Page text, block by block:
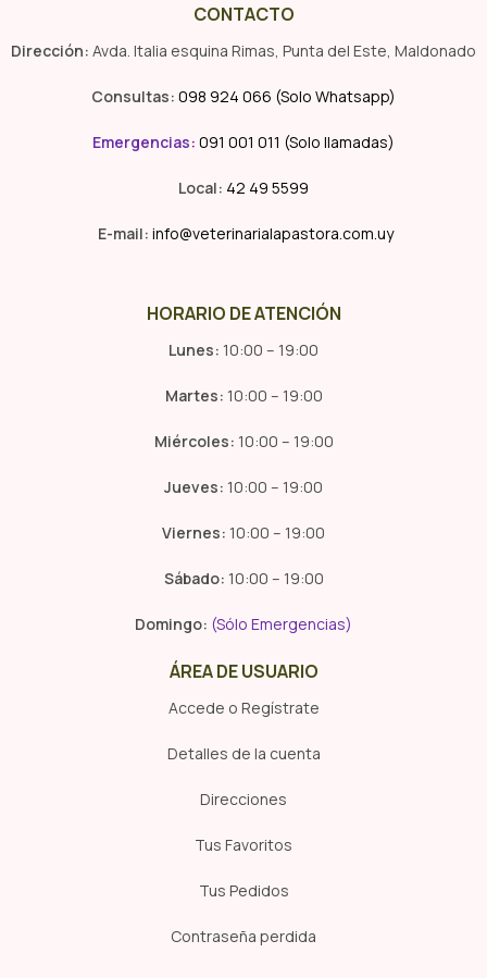
CONTACTO
Dirección: Avda. Italia esquina Rimas, Punta del Este, Maldonado
Consultas: 098 924 066 (Solo Whatsapp)
Emergencias: 091 001 011 (Solo llamadas)
Local: 42 49 5599
E-mail: info@veterinarialapastora.com.uy
HORARIO DE ATENCIÓN
Lunes: 10:00 – 19:00
Martes: 10:00 – 19:00
Miércoles: 10:00 – 19:00
Jueves: 10:00 – 19:00
Viernes: 10:00 – 19:00
Sábado: 10:00 – 19:00
Domingo: (Sólo Emergencias)
ÁREA DE USUARIO
Accede o Regístrate
Detalles de la cuenta
Direcciones
Tus Favoritos
Tus Pedidos
Contraseña perdida